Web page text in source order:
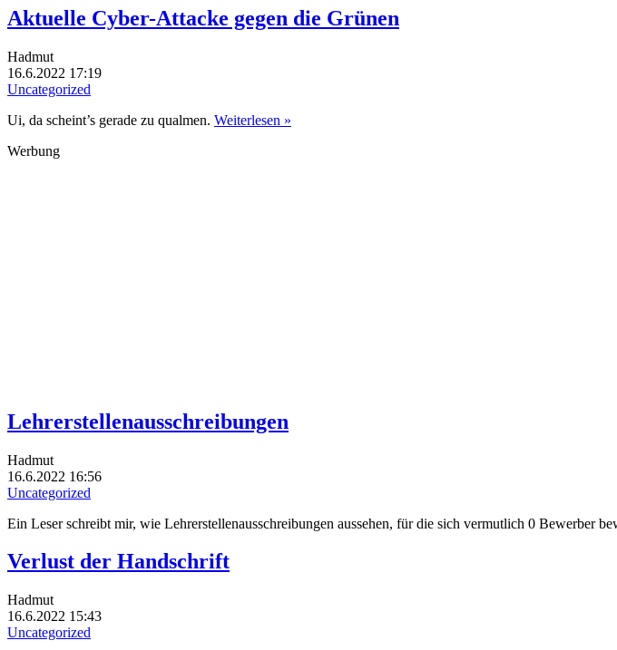
Aktuelle Cyber-Attacke gegen die Grünen
Hadmut
16.6.2022 17:19
Uncategorized
Ui, da scheint’s gerade zu qualmen. Weiterlesen »
Werbung
Lehrerstellenausschreibungen
Hadmut
16.6.2022 16:56
Uncategorized
Ein Leser schreibt mir, wie Lehrerstellenausschreibungen aussehen, für die sich vermutlich 0 Bewerber
Verlust der Handschrift
Hadmut
16.6.2022 15:43
Uncategorized